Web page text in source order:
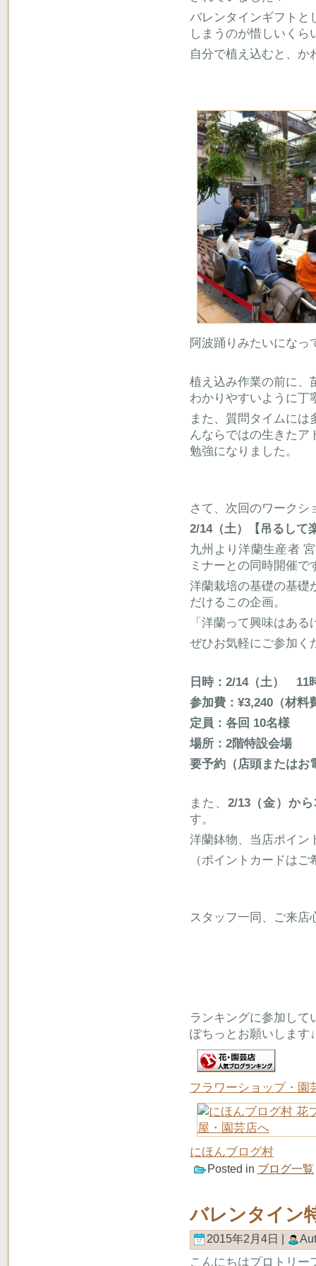
バレンタインギフトと
しまうのが惜しいくら
自分で植え込むと、か
阿波踊りみたいになっ
植え込み作業の前に、
わかりやすいように丁
また、質問タイムに
んならではの生きたア
勉強になりました。
さて、次回のワークシ
2/14（土）【吊るして
九州より洋蘭生産者
ミナーとの同時開催で
洋蘭栽培の基礎の基礎
だけるこの企画。
「洋蘭って興味はあ
ぜひお気軽にご参加く
日時：2/14（土） 11
参加費：¥3,240（材料
定員：各回 10名様
場所：2階特設会場
要予約（店頭またはお
また、 2/13（金）か
す。
洋蘭鉢物、当店ポイン
（ポイントカードは
スタッフ一同、ご来店
ランキングに参加して
ぽちっとお願いします↓
フラワーショップ・園
にほんブログ村
Posted in ブログ一覧
バレンタイン
2015年2月4日 |
こんにちはプロトリー